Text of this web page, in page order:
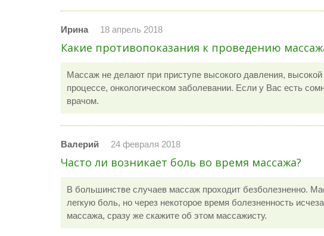
Ирина 18 апрель 2018
Какие противопоказания к проведению
Массаж не делают при приступе высокого давления,
процессе, онкологическом заболевании. Если у Вас есть
врачом.
Валерий 24 февраля 2018
Часто ли возникает боль во время массажа?
В большинстве случаев массаж проходит безболезненно.
легкую боль, но через некоторое время болезненность
массажа, сразу же скажите об этом массажисту.